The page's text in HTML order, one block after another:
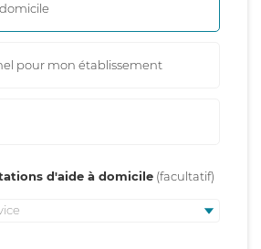
pour mon établissement
d'aide à domicile